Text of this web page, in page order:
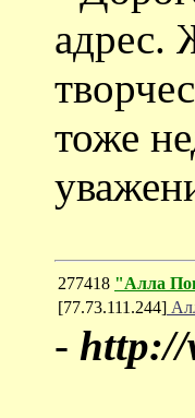
адрес.
тоже
277418 "Алла
[77.73.111.244]
- http://